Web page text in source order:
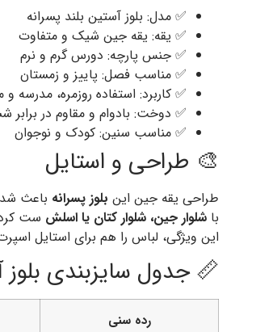
✅ مدل: بلوز آستین بلند پسرانه
✅ یقه: یقه جین شیک و متفاوت
✅ جنس پارچه: دورس گرم و نرم
✅ مناسب فصل: پاییز و زمستان
✅ کاربرد: استفاده روزمره، مدرسه و
✅ دوخت: بادوام و مقاوم در برابر
✅ مناسب سنین: کودک و نوجوان
🎨 طراحی و استایل
طراحی یقه جین این بلوز پسرانه باعث
با شلوار جین، شلوار کتان یا اسلش ست
این ویژگی، لباس را هم برای استایل
📏 جدول سایزبندی بلوز
رده سنی